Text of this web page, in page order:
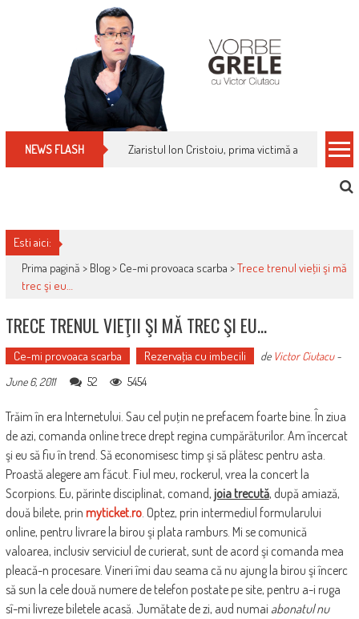
NEWS FLASH Ziaristul Ion Cristoiu, prima victimă a noi
Esti aici:
Prima pagină > Blog> Ce-mi provoaca scarba >Trece trenul vieţii şi mă
trec şi eu…
TRECE TRENUL VIEŢII ŞI MĂ TREC ŞI EU…
Ce-mi provoaca scarba Rezervaţia cu imbecili de Victor Ciutacu-
June 6, 2011
52 5454
Trăim în era Internetului. Sau cel puţin ne prefacem foarte bine. În ziua
de azi, comanda online trece drept regina cumpărăturilor. Am încercat
şi eu să fiu în trend. Să economisesc timp şi să plătesc pentru asta.
Proastă alegere am făcut. Fiul meu, rockerul, vrea la concert la
Scorpions. Eu, părinte disciplinat, comand, joia trecută, după amiază,
două bilete, prin myticket.ro. Optez, prin intermediul formularului
online, pentru livrare la birou şi plata ramburs. Mi se comunică
valoarea, inclusiv serviciul de curierat, sunt de acord şi comanda mea
pleacă-n procesare. Vineri îmi dau seama că nu ajung la birou şi încerc
să sun la cele două numere de telefon postate pe site, pentru a-i ruga
sî-mi livreze biletele acasă. Jumătate de zi, aud numai abonatul nu